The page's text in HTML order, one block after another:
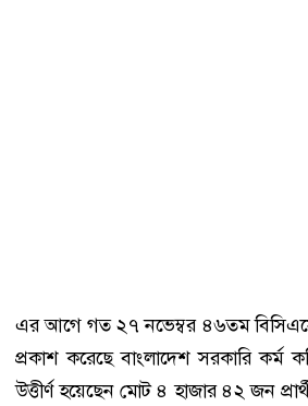
এর আগে গত ২৭ নভেম্বর ৪৬তম
প্রকাশ করেছে বাংলাদেশ সরকারি
উত্তীর্ণ হয়েছেন মোট ৪ হাজার ৪২ জন